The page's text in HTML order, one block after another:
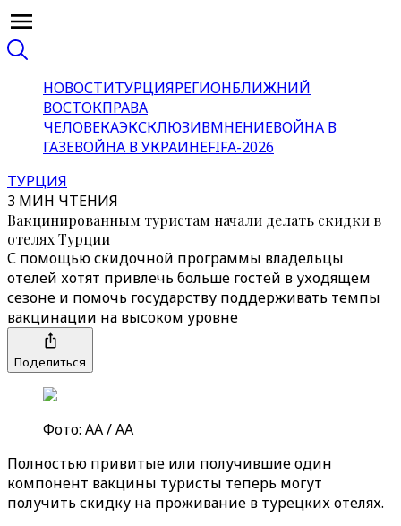
НОВОСТИТУРЦИЯРЕГИОНБЛИЖНИЙ
ВОСТОКПРАВА
ЧЕЛОВЕКАЭКСКЛЮЗИВМНЕНИЕВОЙНА В
ГАЗЕВОЙНА В УКРАИНЕFIFA-2026
ТУРЦИЯ
3 МИН ЧТЕНИЯ
Вакцинированным туристам начали делать скидки в
отелях Турции
С помощью скидочной программы владельцы
отелей хотят привлечь больше гостей в уходящем
сезоне и помочь государству поддерживать темпы
вакцинации на высоком уровне
Поделиться
Фото: АА / AA
Полностью привитые или получившие один
компонент вакцины туристы теперь могут
получить скидку на проживание в турецких отелях.